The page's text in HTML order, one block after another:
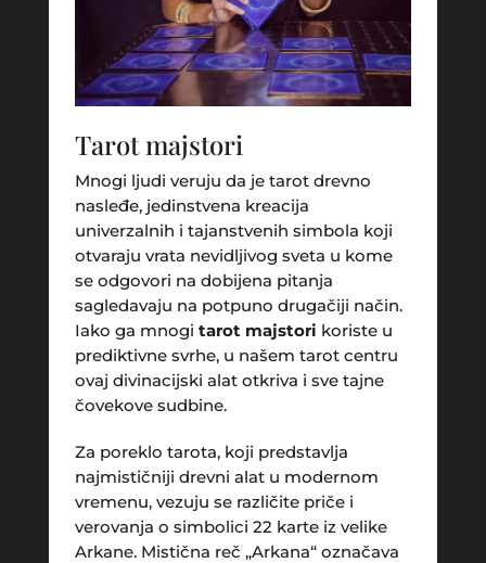
Tarot majstori
Mnogi ljudi veruju da je tarot drevno
nasleđe, jedinstvena kreacija
univerzalnih i tajanstvenih simbola koji
otvaraju vrata nevidljivog sveta u kome
se odgovori na dobijena pitanja
sagledavaju na potpuno drugačiji način.
Iako ga mnogi tarot majstori koriste u
prediktivne svrhe, u našem tarot centru
ovaj divinacijski alat otkriva i sve tajne
čovekove sudbine.
Za poreklo tarota, koji predstavlja
najmističniji drevni alat u modernom
vremenu, vezuju se različite priče i
verovanja o simbolici 22 karte iz velike
Arkane. Mistična reč „Arkana“ označava